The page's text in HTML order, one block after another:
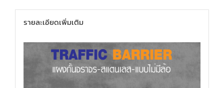
รายละเอียดเพิ่มเติม